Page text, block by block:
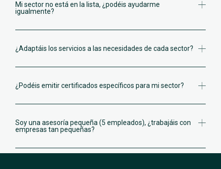
Mi sector no está en la lista, ¿podéis ayudarme
igualmente?
¿Adaptáis los servicios a las necesidades de cada sector?
¿Podéis emitir certificados específicos para mi sector?
Soy una asesoría pequeña (5 empleados), ¿trabajáis con
empresas tan pequeñas?